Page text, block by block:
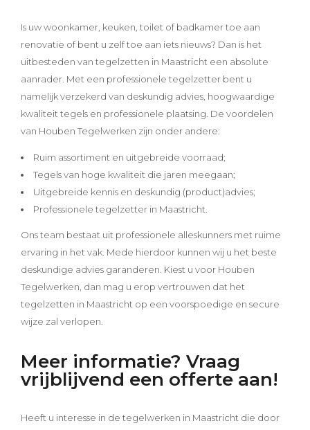
Is uw woonkamer, keuken, toilet of badkamer toe aan
renovatie of bent u zelf toe aan iets nieuws? Dan is het
uitbesteden van tegelzetten in Maastricht een absolute
aanrader. Met een professionele tegelzetter bent u
namelijk verzekerd van deskundig advies, hoogwaardige
kwaliteit tegels en professionele plaatsing. De voordelen
van Houben Tegelwerken zijn onder andere:
Ruim assortiment en uitgebreide voorraad;
Tegels van hoge kwaliteit die jaren meegaan;
Uitgebreide kennis en deskundig (product)advies;
Professionele tegelzetter in Maastricht.
Ons team bestaat uit professionele alleskunners met ruime
ervaring in het vak. Mede hierdoor kunnen wij u het beste
deskundige advies garanderen. Kiest u voor Houben
Tegelwerken, dan mag u erop vertrouwen dat het
tegelzetten in Maastricht op een voorspoedige en secure
wijze zal verlopen.
Meer informatie? Vraag
vrijblijvend een offerte aan!
Heeft u interesse in de tegelwerken in Maastricht die door